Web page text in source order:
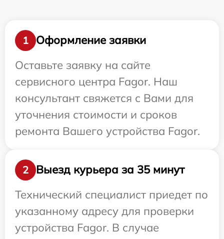
1
Оформление заявки
Оставьте заявку на сайте
сервисного центра Fagor. Наш
консультант свяжется с Вами для
уточнения стоимости и сроков
ремонта Вашего устройства Fagor.
2
Выезд курьера за 35 минут
Технический специалист приедет по
указанному адресу для проверки
устройства Fagor. В случае